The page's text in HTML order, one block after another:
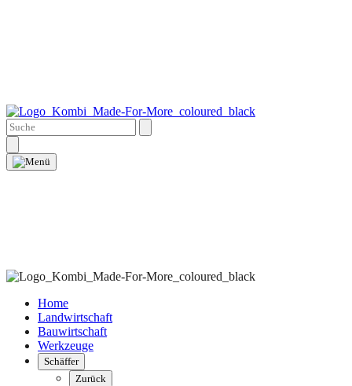
Home
Landwirtschaft
Bauwirtschaft
Werkzeuge
Schäffer
Zurück